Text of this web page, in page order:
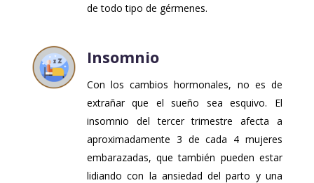
de todo tipo de gérmenes.
Insomnio
Con los cambios hormonales, no es de
extrañar que el sueño sea esquivo. El
insomnio del tercer trimestre afecta a
aproximadamente 3 de cada 4 mujeres
embarazadas, que también pueden estar
lidiando con la ansiedad del parto y una